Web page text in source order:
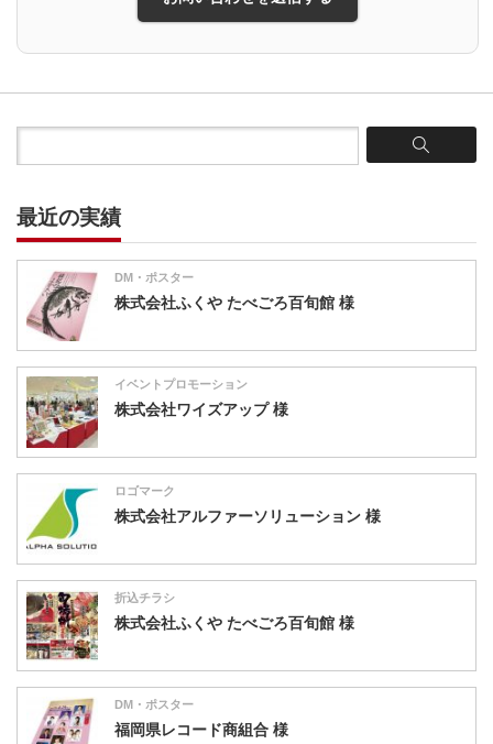
最近の実績
DM・ポスター
株式会社ふくや たべごろ百旬館 様
イベントプロモーション
株式会社ワイズアップ 様
ロゴマーク
株式会社アルファーソリューション 様
折込チラシ
株式会社ふくや たべごろ百旬館 様
DM・ポスター
福岡県レコード商組合 様